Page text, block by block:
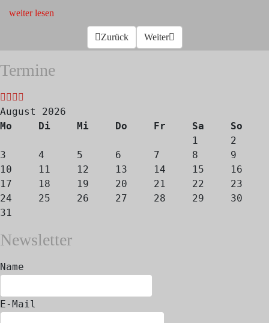
weiter lesen
Vorheriger Beitrag: 2011-2020
Zurück Nächster Beitrag: Bilder
Weiter
Termine
Vorheriges
Jahr
Vorheriger
Monat
Nächstes
Jahr
Nächstes
Monat
August 2026
Mo
Di Mi Do Fr Sa
So
1
2
3
4 5 6 7 8
9
10
11 12 13 14 15
16
17
18 19 20 21 22
23
24
25 26 27 28 29
30
31
Newsletter
Name
E-Mail